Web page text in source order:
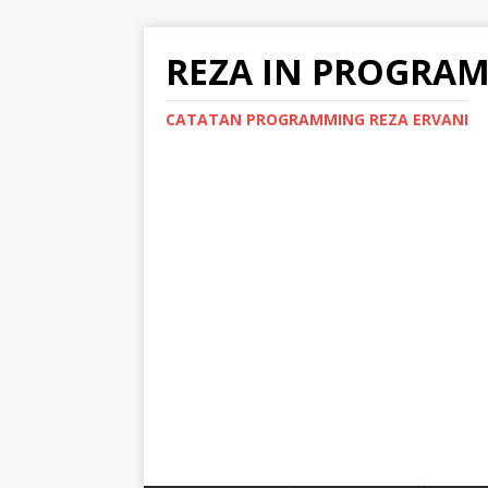
REZA IN
CATATAN PROGRAMMING REZA ERVANI